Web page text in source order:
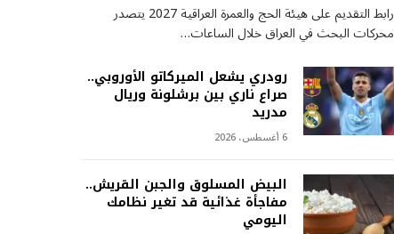
رابط التقديم على هيئة الحج والعمرة العراقية 2027 يتصدر
محركات البحث في العراق خلال الساعات…
رودري يشعل الميركاتو الأوروبي..
صراع ناري بين برشلونة وريال
مدريد
6 أغسطس، 2026
البيض المسلوق والجبن القريش..
مفاجأة غذائية قد تغير نظامك
اليومي